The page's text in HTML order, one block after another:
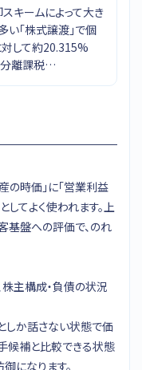
キームによって大き
い「株式譲渡」で個
して約20.315%
分離課税…
の時価」に「営業利益
てよく使われます。上
基盤への評価で、のれ
主構成・負債の状況
しか話さない状態で価
候補と比較できる状態
になります。